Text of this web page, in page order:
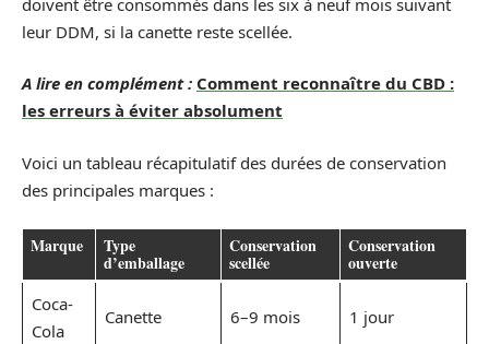
leur DDM, si la canette reste scellée.
A lire en complément : Comment reconnaître du CBD :
les erreurs à éviter absolument
Voici un tableau récapitulatif des durées de conservation
des principales marques :
Marque Type
d’emballage
Conservation
scellée
Conservation
ouverte
Coca-
Cola
Canette 6–9 mois 1 jour